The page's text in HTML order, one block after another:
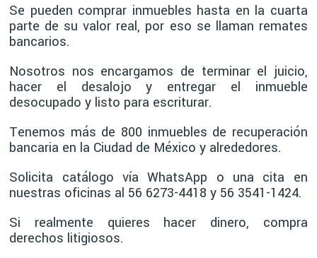
Se pueden comprar inmuebles hasta en la cuarta
parte de su valor real, por eso se llaman remates
bancarios.
Nosotros nos encargamos de terminar el juicio,
hacer el desalojo y entregar el inmueble
desocupado y listo para escriturar.
Tenemos más de 800 inmuebles de recuperación
bancaria en la Ciudad de México y alrededores.
Solicita catálogo vía WhatsApp o una cita en
nuestras oficinas al 56 6273-4418 y 56 3541-1424.
Si realmente quieres hacer dinero, compra
derechos litigiosos.